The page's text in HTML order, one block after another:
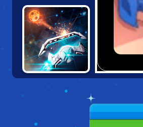
RETRIBUTION